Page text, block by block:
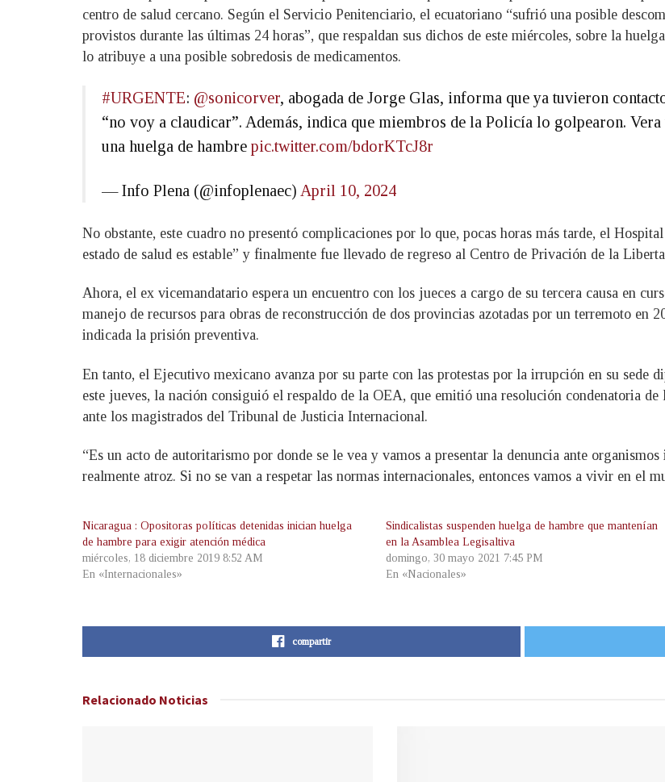
centro de salud cercano. Según el Servicio Penitenciario, el ecuatoriano “sufrió una posible
provistos durante las últimas 24 horas”, que respaldan sus dichos de este miércoles, sobre la
lo atribuye a una posible sobredosis de medicamentos.
#URGENTE: @sonicorver, abogada de Jorge Glas, informa que ya tuvieron
“no voy a claudicar”. Además, indica que miembros de la Policía lo golpearon.
una huelga de hambre pic.twitter.com/bdorKTcJ8r
— Info Plena (@infoplenaec) April 10, 2024
No obstante, este cuadro no presentó complicaciones por lo que, pocas horas más tarde, el
estado de salud es estable” y finalmente fue llevado de regreso al Centro de Privación de la
Ahora, el ex vicemandatario espera un encuentro con los jueces a cargo de su tercera causa en
manejo de recursos para obras de reconstrucción de dos provincias azotadas por un terremoto en
indicada la prisión preventiva.
En tanto, el Ejecutivo mexicano avanza por su parte con las protestas por la irrupción en su sede
este jueves, la nación consiguió el respaldo de la OEA, que emitió una resolución condenatoria de
ante los magistrados del Tribunal de Justicia Internacional.
“Es un acto de autoritarismo por donde se le vea y vamos a presentar la denuncia ante
realmente atroz. Si no se van a respetar las normas internacionales, entonces vamos a vivir en el
Nicaragua : Opositoras políticas detenidas inician huelga
de hambre para exigir atención médica
miércoles, 18 diciembre 2019 8:52 AM
En «Internacionales»
Sindicalistas suspenden huelga de hambre que mantenían
en la Asamblea Legisaltiva
domingo, 30 mayo 2021 7:45 PM
En «Nacionales»
compartir
Relacionado Noticias